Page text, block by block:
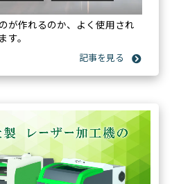
が作れるのか、よく使用され
。